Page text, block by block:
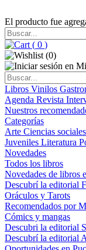
El producto fue
( 0 )
(0)
Libros Vinilos
Agenda Revista
Nuestros
Categorías
Arte Ciencias sociales
Juveniles Literatura
Novedades
Todos los libros
Novedades de libros
Descubrí la editorial
Oráculos y Tarots
Recomendados por
Cómics y mangas
Descubri la editorial
Descubrí la editorial